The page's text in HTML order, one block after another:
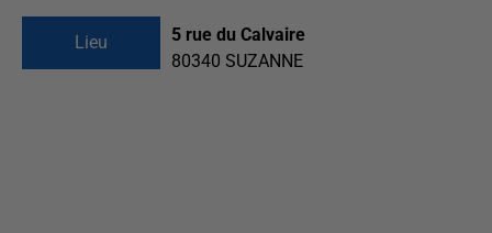
Lieu
5 rue du Calvaire
80340 SUZANNE